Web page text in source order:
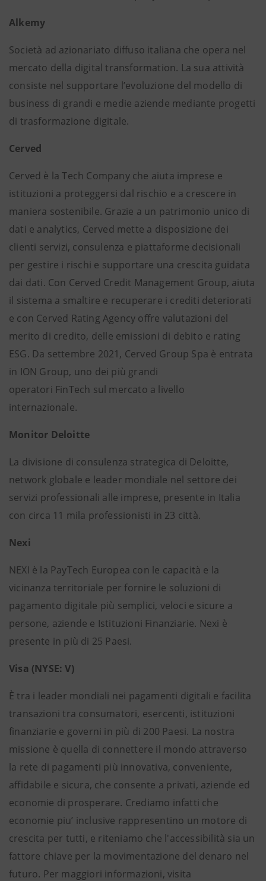
Alkemy
Società ad azionariato diffuso italiana che opera nel
mercato della digital transformation. La sua attività
consiste nel supportare l’evoluzione del modello di
business di grandi e medie aziende mediante progetti
di trasformazione digitale.
Cerved
Cerved è la Tech Company che aiuta imprese e
istituzioni a proteggersi dal rischio e a crescere in
maniera sostenibile. Grazie a un patrimonio unico di
dati e analytics, Cerved mette a disposizione dei
clienti servizi, consulenza e piattaforme decisionali
per gestire i rischi e supportare una crescita guidata
dai dati. Con Cerved Credit Management Group, aiuta
il sistema a smaltire e recuperare i crediti deteriorati
e con Cerved Rating Agency offre valutazioni del
merito di credito, delle emissioni di debito e rating
ESG. Da settembre 2021, Cerved Group Spa è entrata
in ION Group, uno dei più grandi
operatori FinTech sul mercato a livello
internazionale.
Monitor Deloitte
La divisione di consulenza strategica di Deloitte,
network globale e leader mondiale nel settore dei
servizi professionali alle imprese, presente in Italia
con circa 11 mila professionisti in 23 città.
Nexi
NEXI è la PayTech Europea con le capacità e la
vicinanza territoriale per fornire le soluzioni di
pagamento digitale più semplici, veloci e sicure a
persone, aziende e Istituzioni Finanziarie. Nexi è
presente in più di 25 Paesi.
Visa (NYSE: V)
È tra i leader mondiali nei pagamenti digitali e facilita
transazioni tra consumatori, esercenti, istituzioni
finanziarie e governi in più di 200 Paesi. La nostra
missione è quella di connettere il mondo attraverso
la rete di pagamenti più innovativa, conveniente,
affidabile e sicura, che consente a privati, aziende ed
economie di prosperare. Crediamo infatti che
economie piu’ inclusive rappresentino un motore di
crescita per tutti, e riteniamo che l'accessibilità sia un
fattore chiave per la movimentazione del denaro nel
futuro. Per maggiori informazioni, visita